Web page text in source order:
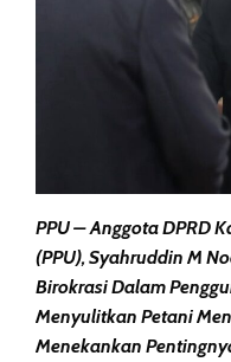
PPU – Anggota DPRD
(PPU), Syahruddin M
Birokrasi Dalam
Menyulitkan Petani
Menekankan